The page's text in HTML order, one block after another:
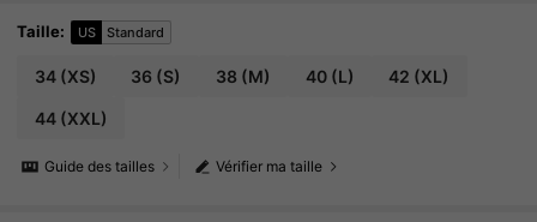
ent cadeau pour le petit ami. Chemise fleurie,
hawaïenne, parfaite pour les vacances.
Taille: US Standard
34(XS) 36 (S) 38 (M) 40(L) 42 (XL)
44(XXL)
Vérifier ma taille
Guide des tailles